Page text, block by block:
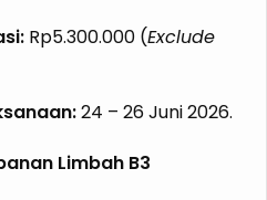
Rp5.300.000 (Exclude
24 – 26 Juni 2026.
Limbah B3